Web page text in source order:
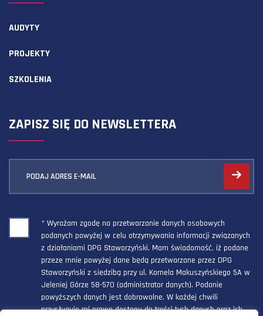
AUDYTY
PROJEKTY
SZKOLENIA
ZAPISZ SIĘ DO NEWSLETTERA
PODAJ ADRES E-MAIL
* Wyrażam zgodę na przetwarzanie danych osobowych
podanych powyżej w celu otrzymywania informacji związanych
z działaniami DPG Staworzyński. Mam świadomość, iż podane
przeze mnie powyżej dane będą przetwarzane przez DPG
Staworzyński z siedzibą przy ul. Kornela Makuszyńskiego 5A w
Jeleniej Górze 58-570 (administrator danych). Podanie
powyższych danych jest dobrowolne. W każdej chwili
przysługuje mi prawo dostępu do treści tych danych oraz ich